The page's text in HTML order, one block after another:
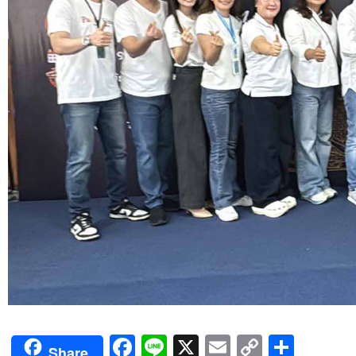
Facebook
Line
X Email
Copy